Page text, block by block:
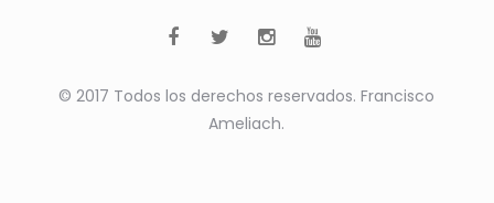
© 2017 Todos los derechos reservados. Francisco
Ameliach.